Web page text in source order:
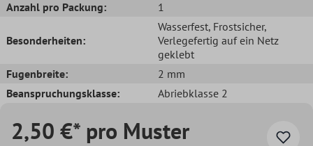
Anzahl pro Packung:
1
Besonderheiten:
Wasserfest, Frostsicher,
Verlegefertig auf ein Netz
geklebt
Fugenbreite:
2 mm
Beanspruchungsklasse:
Abriebklasse 2
2,50 €* pro Muster